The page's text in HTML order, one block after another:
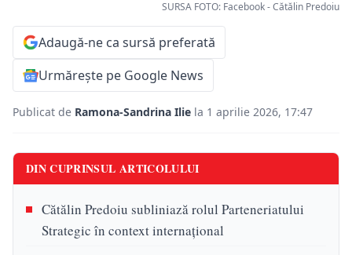
SURSA FOTO: Facebook - Cătălin Predoiu
Adaugă-ne ca sursă preferată
Urmărește pe Google News
Publicat de Ramona-Sandrina Ilie la 1 aprilie 2026, 17:47
DIN CUPRINSUL ARTICOLULUI
Cătălin Predoiu subliniază rolul Parteneriatului
Strategic în context internațional